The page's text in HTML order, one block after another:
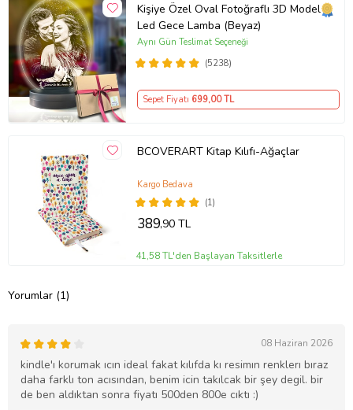
Kişiye Özel Oval Fotoğraflı 3D Model
Led Gece Lamba (Beyaz)
(5238)
Aynı Gün Teslimat Seçeneği
Sepet Fiyatı 699,00 TL
BCOVERART Kitap Kılıfı-Ağaçlar
(1)
Kargo Bedava
389,90 TL
41,58 TL'den Başlayan Taksitlerle
Yorumlar (1)
08 Haziran 2026
kindle'ı korumak ıcın ideal fakat kılıfda kı resimın renklerı bıraz
daha farklı ton acısından, benim icin takılcak bir şey degil. bir
de ben aldıktan sonra fiyatı 500den 800e cıktı :)